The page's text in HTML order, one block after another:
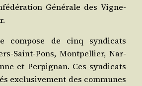
Géné­rale des Vigne­
com­pose de cinq syn­di­cats
Saint-Pons, Mont­pel­lier, Nar­
et Per­pi­gnan. Ces syn­di­cats
exclu­si­ve­ment des com­munes